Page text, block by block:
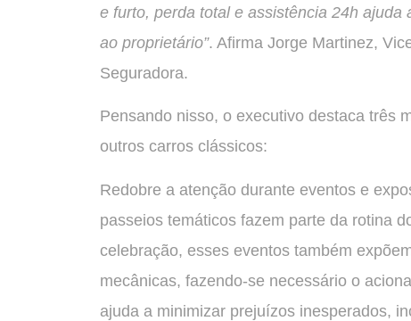
e furto, perda total e assistência 24h
ao proprietário”. Afirma Jorge Martinez,
Seguradora.
Pensando nisso, o executivo destaca três
outros carros clássicos:
Redobre a atenção durante eventos e
passeios temáticos fazem parte da rotina
celebração, esses eventos também
mecânicas, fazendo-se necessário o
ajuda a minimizar prejuízos inesperados,